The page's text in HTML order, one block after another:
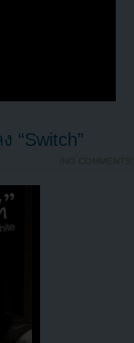
“Switch”
NO COMMENTS